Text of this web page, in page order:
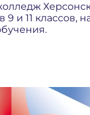
и 11 классов,